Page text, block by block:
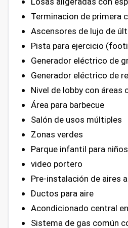
Terminacion de primera
Ascensores de lujo de
Pista para ejercicio
Generador eléctrico de
Generador eléctrico de
Nivel de lobby con áreas
Área para barbecue
Salón de usos múltiples
Zonas verdes
Parque infantil para niños
video portero
Pre-instalación de aires
Ductos para aire
Acondicionado central
Sistema de gas común